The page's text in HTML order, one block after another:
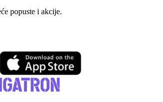
popuste i akcije.